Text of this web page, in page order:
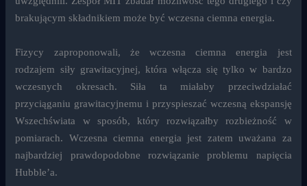
brakującym składnikiem może być wczesna ciemna energia.
Fizycy zaproponowali, że wczesna ciemna energia jest
rodzajem siły grawitacyjnej, która włącza się tylko w bardzo
wczesnych okresach. Siła ta miałaby przeciwdziałać
przyciąganiu grawitacyjnemu i przyspieszać wczesną ekspansję
Wszechświata w sposób, który rozwiązałby rozbieżność w
pomiarach. Wczesna ciemna energia jest zatem uważana za
najbardziej prawdopodobne rozwiązanie problemu napięcia
Hubble’a.